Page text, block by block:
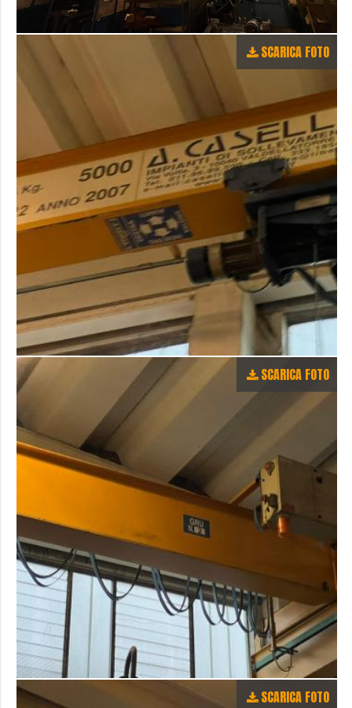
SCARICA FOTO
SCARICA FOTO
SCARICA FOTO